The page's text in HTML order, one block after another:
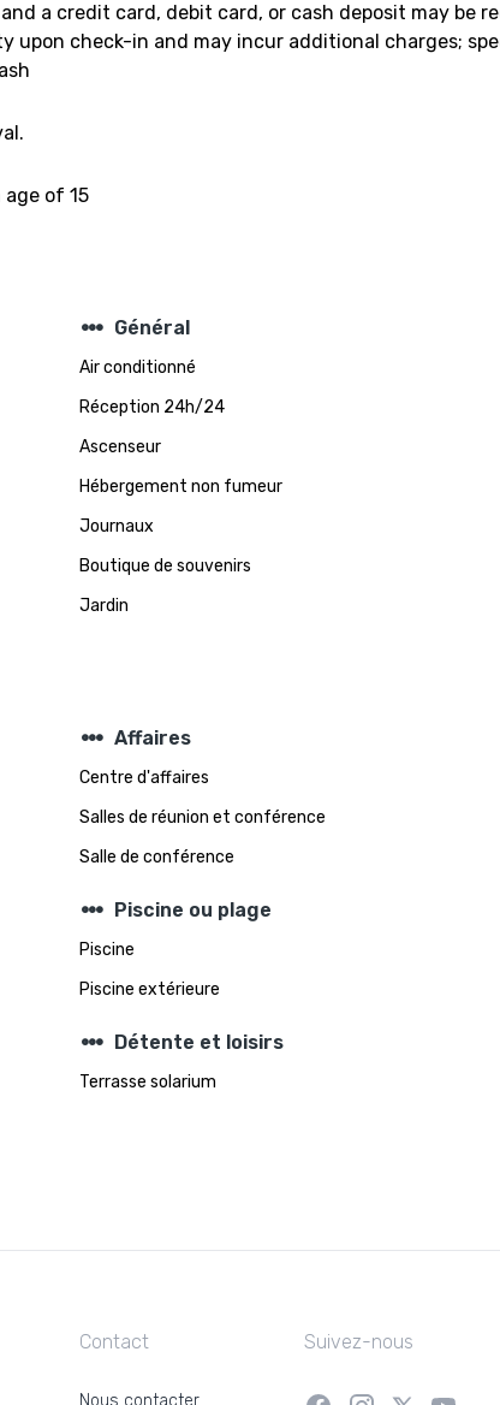
a credit card, debit card, or cash deposit may be
upon check-in and may incur additional charges;
of 15
steppers Général
Air conditionné
Réception 24h/24
Ascenseur
Hébergement non fumeur
Journaux
Boutique de souvenirs
Jardin
steppers Affaires
Centre d'affaires
Salles de réunion et conférence
Salle de conférence
steppers Piscine ou plage
Piscine
Piscine extérieure
steppers Détente et loisirs
Terrasse solarium
Contact
Nous contacter
Suivez-nous